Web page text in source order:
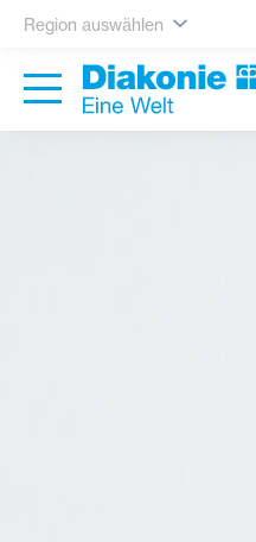
Region auswählen